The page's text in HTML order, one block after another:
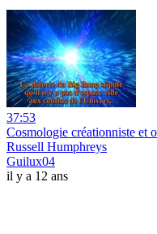
37:53
Cosmologie créationniste et
Russell Humphreys
Guilux04
il y a 12 ans